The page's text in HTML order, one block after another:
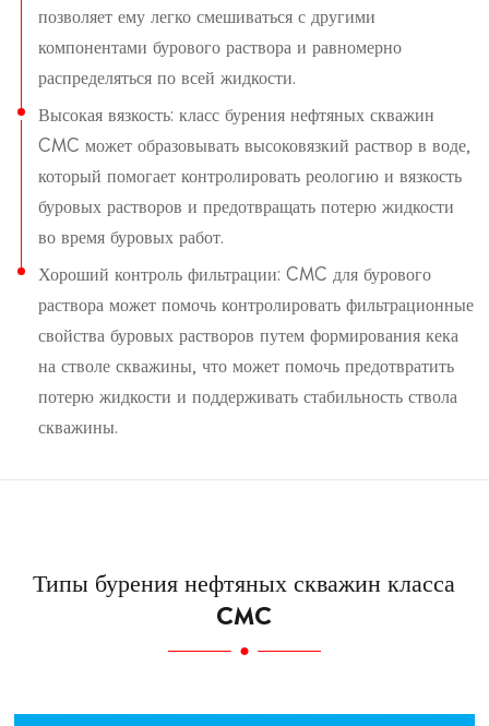
позволяет ему легко смешиваться с другими
компонентами бурового раствора и равномерно
распределяться по всей жидкости.
Высокая вязкость: класс бурения нефтяных скважин
CMC может образовывать высоковязкий раствор в воде,
который помогает контролировать реологию и вязкость
буровых растворов и предотвращать потерю жидкости
во время буровых работ.
Хороший контроль фильтрации: CMC для бурового
раствора может помочь контролировать фильтрационные
свойства буровых растворов путем формирования кека
на стволе скважины, что может помочь предотвратить
потерю жидкости и поддерживать стабильность ствола
скважины.
Типы бурения нефтяных скважин класса
CMC